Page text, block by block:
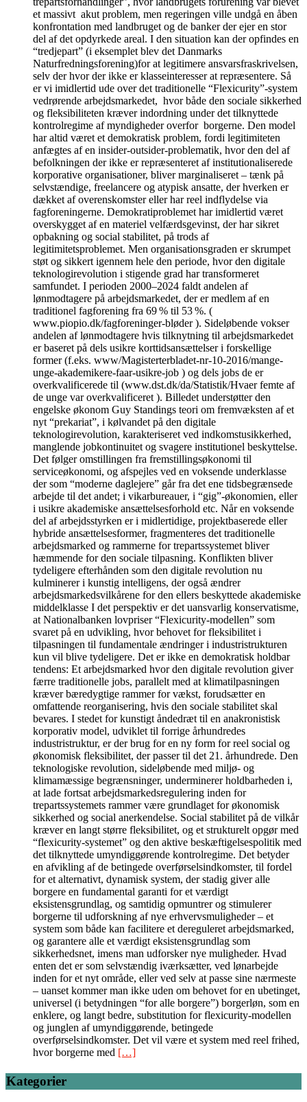
et massivt akut problem, men regeringen ville undgå en åben
konfrontation med landbruget og de banker der ejer en stor
del af det opdyrkede areal. I den situation kan der opfindes en
“tredjepart” (i eksemplet blev det Danmarks
Naturfredningsforening)for at legitimere ansvarsfraskrivelsen,
selv der hvor der ikke er klasseinteresser at repræsentere. Så
er vi imidlertid ude over det traditionelle “Flexicurity”-system
vedrørende arbejdsmarkedet, hvor både den sociale sikkerhed
og fleksibiliteten kræver indordning under det tilknyttede
kontrolregime af myndigheder overfor borgerne. Den model
har altid været et demokratisk problem, fordi legitimiteten
anfægtes af en insider-outsider-problematik, hvor den del af
befolkningen der ikke er repræsenteret af institutionaliserede
korporative organisationer, bliver marginaliseret – tænk på
selvstændige, freelancere og atypisk ansatte, der hverken er
dækket af overenskomster eller har reel indflydelse via
fagforeningerne. Demokratiproblemet har imidlertid været
overskygget af en materiel velfærdsgevinst, der har sikret
opbakning og social stabilitet, på trods af
legitimitetsproblemet. Men organisationsgraden er skrumpet
støt og sikkert igennem hele den periode, hvor den digitale
teknologirevolution i stigende grad har transformeret
samfundet. I perioden 2000–2024 faldt andelen af
lønmodtagere på arbejdsmarkedet, der er medlem af en
traditionel fagforening fra 69 % til 53 %. (
www.piopio.dk/fagforeninger-bløder ). Sideløbende vokser
andelen af lønmodtagere hvis tilknytning til arbejdsmarkedet
er baseret på dels usikre korttidsansættelser i forskellige
former (f.eks. www/Magisterterbladet-nr-10-2016/mange-
unge-akademikere-faar-usikre-job ) og dels jobs de er
overkvalificerede til (www.dst.dk/da/Statistik/Hvaer femte af
de unge var overkvalificeret ). Billedet understøtter den
engelske økonom Guy Standings teori om fremvæksten af et
nyt “prekariat”, i kølvandet på den digitale
teknologirevolution, karakteriseret ved indkomstusikkerhed,
manglende jobkontinuitet og svagere institutionel beskyttelse.
Det følger omstillingen fra fremstillingsøkonomi til
serviceøkonomi, og afspejles ved en voksende underklasse
der som “moderne daglejere” går fra det ene tidsbegrænsede
arbejde til det andet; i vikarbureauer, i “gig”-økonomien, eller
i usikre akademiske ansættelsesforhold etc. Når en voksende
del af arbejdsstyrken er i midlertidige, projektbaserede eller
hybride ansættelsesformer, fragmenteres det traditionelle
arbejdsmarked og rammerne for trepartssystemet bliver
hæmmende for den sociale tilpasning. Konflikten bliver
tydeligere efterhånden som den digitale revolution nu
kulminerer i kunstig intelligens, der også ændrer
arbejdsmarkedsvilkårene for den ellers beskyttede akademiske
middelklasse I det perspektiv er det uansvarlig konservatisme,
at Nationalbanken lovpriser “Flexicurity-modellen” som
svaret på en udvikling, hvor behovet for fleksibilitet i
tilpasningen til fundamentale ændringer i industristrukturen
kun vil blive tydeligere. Det er ikke en demokratisk holdbar
tendens: Et arbejdsmarked hvor den digitale revolution giver
færre traditionelle jobs, parallelt med at klimatilpasningen
kræver bæredygtige rammer for vækst, forudsætter en
omfattende reorganisering, hvis den sociale stabilitet skal
bevares. I stedet for kunstigt åndedræt til en anakronistisk
korporativ model, udviklet til forrige århundredes
industristruktur, er der brug for en ny form for reel social og
økonomisk fleksibilitet, der passer til det 21. århundrede. Den
teknologiske revolution, sideløbende med miljø- og
klimamæssige begrænsninger, underminerer holdbarheden i,
at lade fortsat arbejdsmarkedsregulering inden for
trepartssystemets rammer være grundlaget for økonomisk
sikkerhed og social anerkendelse. Social stabilitet på de vilkår
kræver en langt større fleksibilitet, og et strukturelt opgør med
“flexicurity-systemet” og den aktive beskæftigelsespolitik med
det tilknyttede umyndiggørende kontrolregime. Det betyder
en afvikling af de betingede overførselsindkomster, til fordel
for et alternativt, dynamisk system, der stadig giver alle
borgere en fundamental garanti for et værdigt
eksistensgrundlag, og samtidig opmuntrer og stimulerer
borgerne til udforskning af nye erhvervsmuligheder – et
system som både kan facilitere et dereguleret arbejdsmarked,
og garantere alle et værdigt eksistensgrundlag som
sikkerhedsnet, imens man udforsker nye muligheder. Hvad
enten det er som selvstændig iværksætter, ved lønarbejde
inden for et nyt område, eller ved selv at passe sine nærmeste
– uanset kommer man ikke uden om behovet for en ubetinget,
universel (i betydningen “for alle borgere”) borgerløn, som en
enklere, og langt bedre, substitution for flexicurity-modellen
og junglen af umyndiggørende, betingede
overførselsindkomster. Det vil være et system med reel frihed,
hvor borgerne med […]
Kategorier